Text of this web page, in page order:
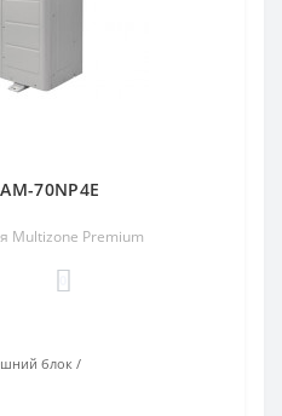
70NP4E
Multizone Premium
блок